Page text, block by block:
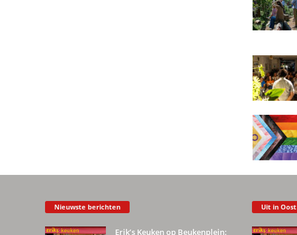
Nieuwste berichten
Erik’s Keuken op Beukenplein:
Uit in Oost